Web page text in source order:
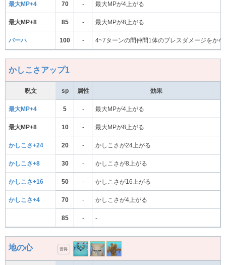
最大MP+4 70 - 最大MPが4上がる
最大MP+8 85 - 最大MPが8上がる
バーハ 100 - 4~7ターンの間仲間1体のブレスダメージをかな
かしこさアップ1
呪文 sp 属性 効果
最大MP+4 5 - 最大MPが4上がる
最大MP+8 10 - 最大MPが8上がる
かしこさ+24 20 - かしこさが24上がる
かしこさ+8 30 - かしこさが8上がる
かしこさ+16 50 - かしこさが16上がる
かしこさ+4 70 - かしこさが4上がる
85 - -
地の心 習得